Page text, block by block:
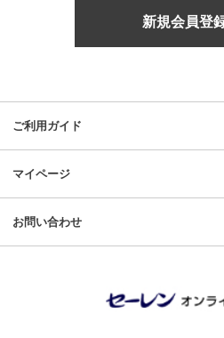
新規会員登
ご利用ガイド
マイページ
お問い合わせ